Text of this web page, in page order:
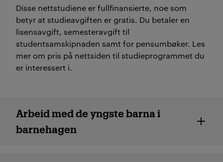
Disse nettstudiene er fullfinansierte, noe som
betyr at studieavgiften er gratis. Du betaler en
lisensavgift, semesteravgift til
studentsamskipnaden samt for pensumbøker. Les
mer om pris på nettsiden til studieprogrammet du
er interessert i.
Pedagogikk - fast oppstart
Arbeid med de yngste barna i
barnehagen